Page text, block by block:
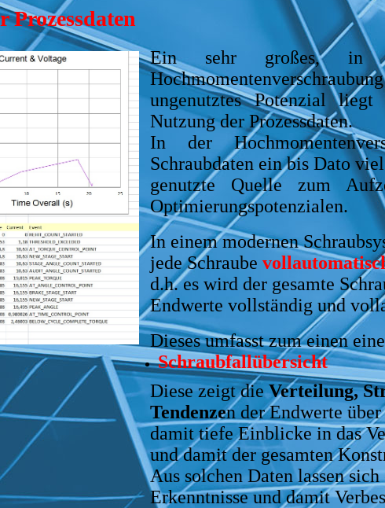
Prozessdaten
Ein sehr großes, in
ungenutztes Potenzial
Nutzung der Prozessdaten.
In der
Schraubdaten ein bis Dato
genutzte Quelle zum
Optimierungspotenzialen.
In einem modernen
jede Schraube
d.h. es wird der gesamte
Endwerte vollständig und
Dieses umfasst zum einen
Schraubfallübersicht
Diese zeigt dieVerteilung,
Tendenzen der Endwerte
damit tiefe Einblicke in das
und damit der gesamten
Aus solchen Daten lassen
Erkenntnisse und damit